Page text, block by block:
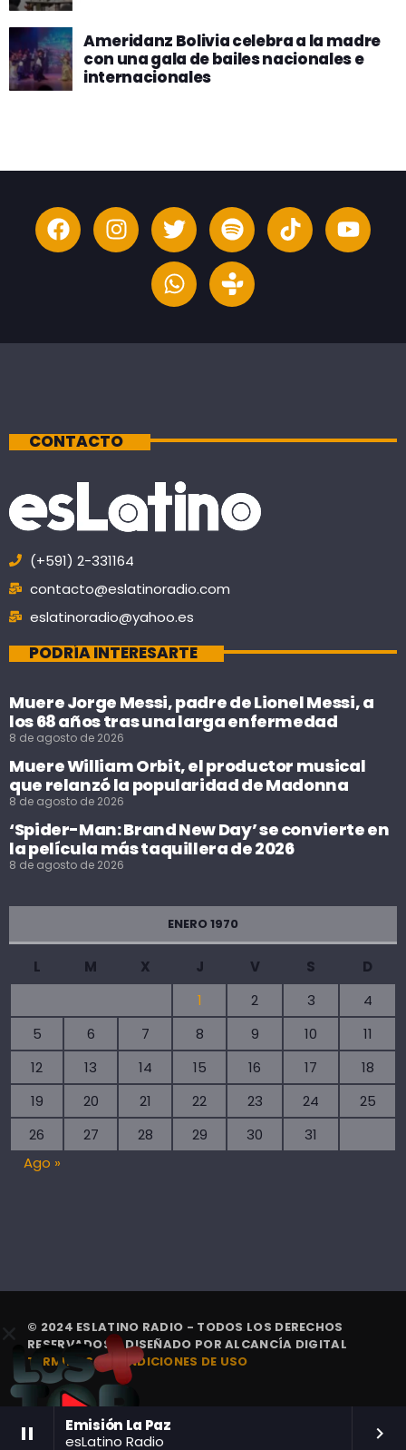
pause
Emisión La Paz
esLatino Radio
keyboard_arrow_right
Ameridanz Bolivia celebra a la madre
con una gala de bailes nacionales e
internacionales
CONTACTO
(+591) 2-331164
contacto@eslatinoradio.com
eslatinoradio@yahoo.es
PODRÍA INTERESARTE
Muere Jorge Messi, padre de Lionel Messi, a
los 68 años tras una larga enfermedad
8 de agosto de 2026
Muere William Orbit, el productor musical
que relanzó la popularidad de Madonna
8 de agosto de 2026
‘Spider-Man: Brand New Day’ se convierte en
la película más taquillera de 2026
8 de agosto de 2026
ENERO 1970
L M X J V S
D
1
2 3
4
5
6 7 8 9 10
11
12
13 14 15 16 17
18
19
20 21 22 23 24
25
26
27 28 29 30
31
Ago »
© 2024 ESLATINO RADIO - TODOS LOS DERECHOS
RESERVADOS. | DISEÑADO PORALCANCÍA DIGITAL
TÉRMINOS Y CONDICIONES DE USO